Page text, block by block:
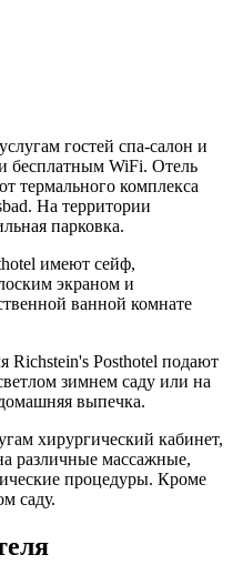
гостей спа-салон и
бесплатным WiFi. Отель
термального комплекса
На территории
парковка.
имеют сейф,
экраном и
ванной комнате
Richstein's Posthotel подают
зимнем саду или на
выпечка.
хирургический кабинет,
различные массажные,
процедуры. Кроме
саду.